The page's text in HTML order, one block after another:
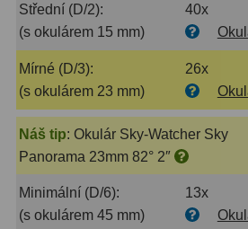
Pointace
Zaostřovací masky
ADC, Tilting14
Rotátory34
Komponenty78
Helical výtahy 11
Střední (D/2):
40x
(s okulárem 15 mm)
Mírné (D/3):
26x
(s okulárem 23 mm)
Náš tip: Okulár Sky-Watcher Sky
Panorama 23mm 82° 2″
Minimální (D/6):
13x
(s okulárem 45 mm)